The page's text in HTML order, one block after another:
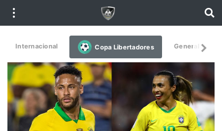
Internacional Copa Libertadores General